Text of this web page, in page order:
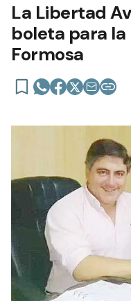
La Libertad
boleta para
Formosa